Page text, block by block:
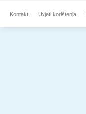
Kontakt Uvjeti korištenja